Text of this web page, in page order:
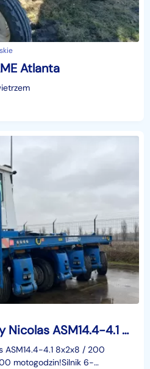
Atlanta
Ciągnik terminalowy Nicolas ASM14.4-4.1 8x2x8 / 200 MTH_244005
ASM14.4-4.1 8x2x8 / 200
motogodzin!Silnik 6-